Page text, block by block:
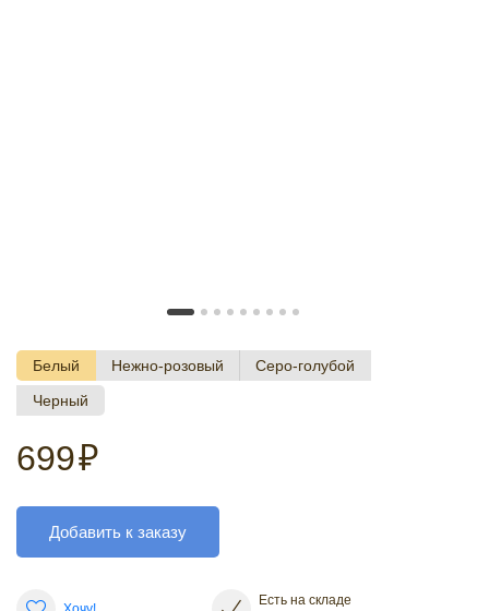
Белый Нежно-розовый
Серо-голубой
Черный
699₽
Добавить к заказу
Есть на складе